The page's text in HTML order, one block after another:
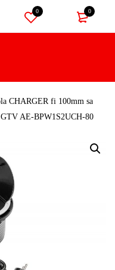
0 0
CHARGER fi 100mm sa
AE-BPW1S2UCH-80